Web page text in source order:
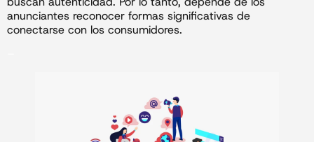
anunciantes reconocer formas significativas de
conectarse con los consumidores.